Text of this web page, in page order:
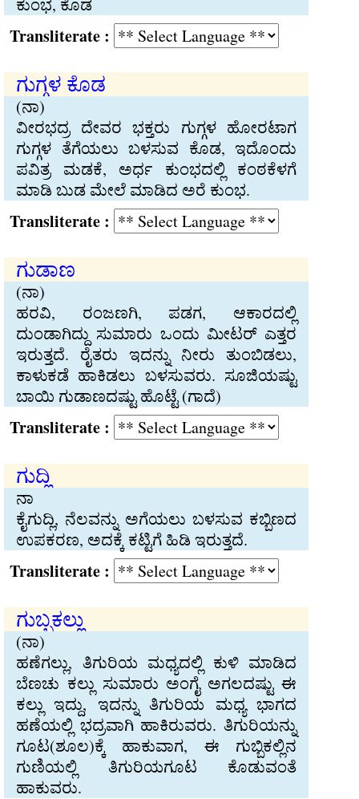
ಕುಂಭ, ಕೊಡ
:
ಗುಗ್ಗಳ ಕೊಡ
(ನಾ)
ವೀರಭದ್ರ ದೇವರ ಭಕ್ತರು ಗುಗ್ಗಳ ಹೋರಟಾಗ
ಗುಗ್ಗಳ ತೆಗೆಯಲು ಬಳಸುವ ಕೊಡ, ಇದೊಂದು
ಪವಿತ್ರ ಮಡಕೆ, ಅರ್ಧ ಕುಂಭದಲ್ಲಿ ಕಂಠಕೆಳಗೆ
ಮಾಡಿ ಬುಡ ಮೇಲೆ ಮಾಡಿದ ಅರೆ ಕುಂಭ.
:
ಗುಡಾಣ
(ನಾ)
ಹರವಿ, ರಂಜಣಗಿ, ಪಡಗ, ಆಕಾರದಲ್ಲಿ
ದುಂಡಾಗಿದ್ದು ಸುಮಾರು ಒಂದು ಮೀಟರ್ ಎತ್ತರ
ಇರುತ್ತದೆ. ರೈತರು ಇದನ್ನು ನೀರು ತುಂಬಿಡಲು,
ಕಾಳುಕಡೆ ಹಾಕಿಡಲು ಬಳಸುವರು. ಸೂಜಿಯಷ್ಟು
ಬಾಯಿ ಗುಡಾಣದಷ್ಟು ಹೊಟ್ಟೆ (ಗಾದೆ)
:
ಗುದ್ಲಿ
ನಾ
ಕೈಗುದ್ಲಿ, ನೆಲವನ್ನು ಅಗೆಯಲು ಬಳಸುವ ಕಬ್ಬಿಣದ
ಉಪಕರಣ, ಅದಕ್ಕೆ ಕಟ್ಟಿಗೆ ಹಿಡಿ ಇರುತ್ತದೆ.
:
ಗುಬ್ಬಕಲ್ಲು
(ನಾ)
ಹಣೆಗಲ್ಲು, ತಿಗುರಿಯ ಮಧ್ಯದಲ್ಲಿ ಕುಳಿ ಮಾಡಿದ
ಬೆಣಚು ಕಲ್ಲು ಸುಮಾರು ಅಂಗೈ ಅಗಲದಷ್ಟು ಈ
ಕಲ್ಲು ಇದ್ದು, ಇದನ್ನು ತಿಗುರಿಯ ಮಧ್ಯ ಭಾಗದ
ಹಣೆಯಲ್ಲಿ ಭದ್ರವಾಗಿ ಹಾಕಿರುವರು. ತಿಗುರಿಯನ್ನು
ಗೂಟ(ಶೂಲ)ಕ್ಕೆ ಹಾಕುವಾಗ, ಈ ಗುಬ್ಬಿಕಲ್ಲಿನ
ಗುಣಿಯಲ್ಲಿ ತಿಗುರಿಯಗೂಟ ಕೊಡುವಂತೆ
ಹಾಕುವರು.